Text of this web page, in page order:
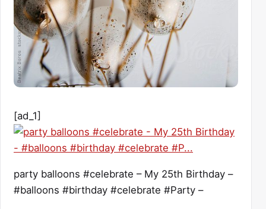
[ad_1]
party balloons #celebrate – My 25th Birthday –
#balloons #birthday #celebrate #Party –